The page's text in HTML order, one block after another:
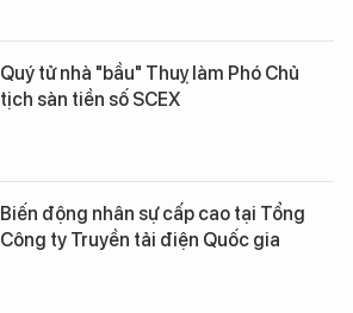
Quý tử nhà "bầu" Thuỵ làm Phó Chủ
tịch sàn tiền số SCEX
Biến động nhân sự cấp cao tại Tổng
Công ty Truyền tải điện Quốc gia